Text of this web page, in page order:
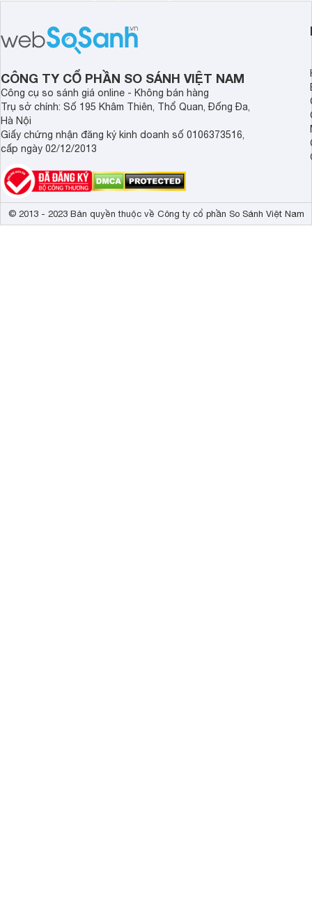
bạn giải đáp trong bài viết ngay sau
đây. Cùng đón xem nhé.
học, đi làm. Nổi bật
tiền không?
CÔNG TY CỔ PHẦN SO SÁNH VIỆT NAM
Công cụ so sánh giá online - Không bán hàng
Trụ sở chính: Số 195 Khâm Thiên, Thổ Quan, Đống Đa,
Hà Nội
Giấy chứng nhận đăng ký kinh doanh số 0106373516,
cấp ngày 02/12/2013
© 2013 - 2023 Bản quyền thuộc về Công ty cổ phần So Sánh Việt Nam